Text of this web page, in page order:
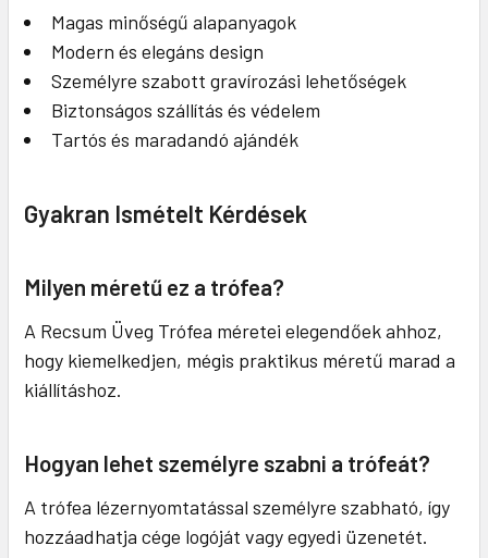
Magas minőségű alapanyagok
Modern és elegáns design
Személyre szabott gravírozási lehetőségek
Biztonságos szállítás és védelem
Tartós és maradandó ajándék
Gyakran Ismételt Kérdések
Milyen méretű ez a trófea?
A Recsum Üveg Trófea méretei elegendőek ahhoz,
hogy kiemelkedjen, mégis praktikus méretű marad a
kiállításhoz.
Hogyan lehet személyre szabni a trófeát?
A trófea lézernyomtatással személyre szabható, így
hozzáadhatja cége logóját vagy egyedi üzenetét.